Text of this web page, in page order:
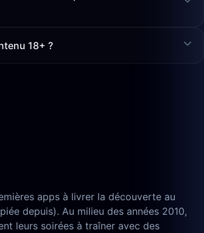
18+ ?
apps à livrer la découverte au
depuis). Au milieu des années 2010,
leurs soirées à traîner avec des